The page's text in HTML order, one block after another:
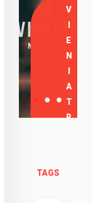
V
E
N
A
T
R
TAGS